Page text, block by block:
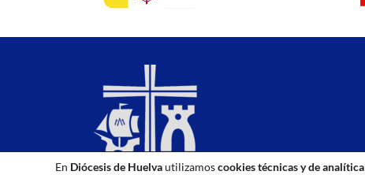
En Diócesis de Huelvautilizamoscookies técnicas y de analítica